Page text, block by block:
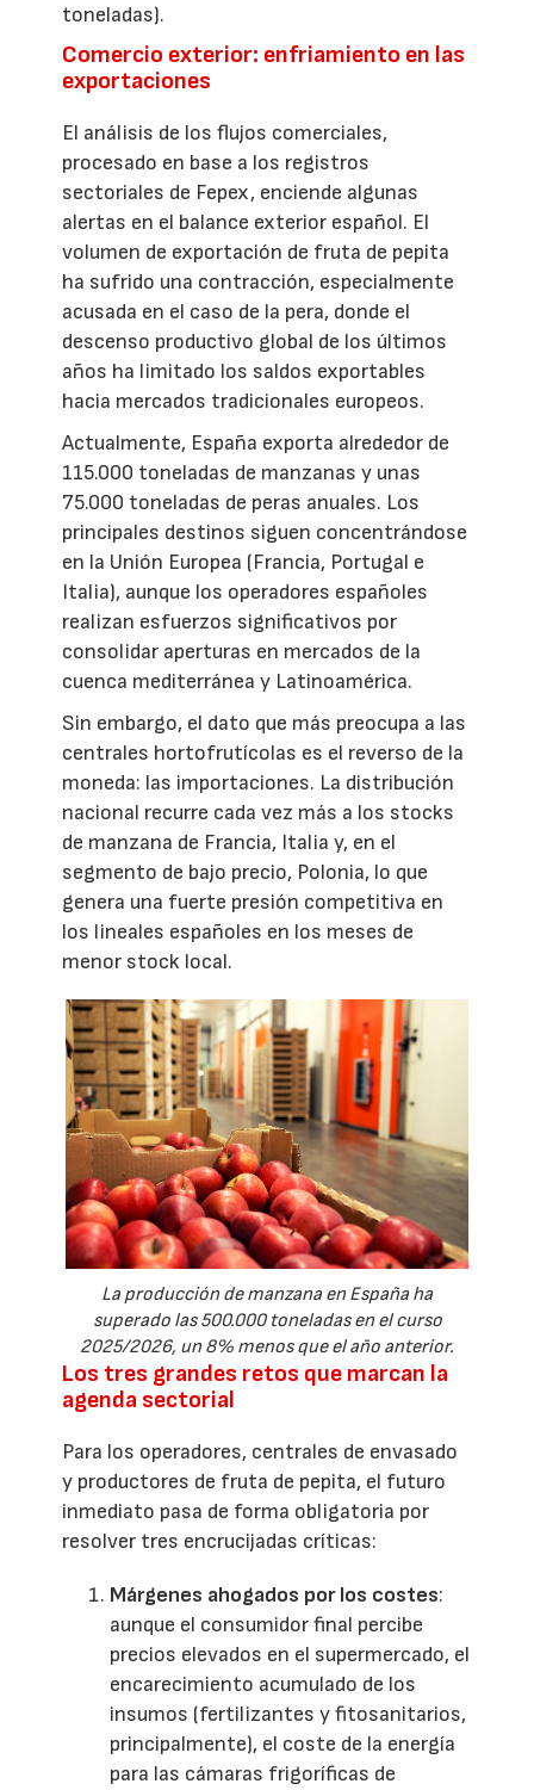
toneladas).
Comercio exterior: enfriamiento en las
exportaciones
El análisis de los flujos comerciales,
procesado en base a los registros
sectoriales de Fepex, enciende algunas
alertas en el balance exterior español. El
volumen de exportación de fruta de pepita
ha sufrido una contracción, especialmente
acusada en el caso de la pera, donde el
descenso productivo global de los últimos
años ha limitado los saldos exportables
hacia mercados tradicionales europeos.
Actualmente, España exporta alrededor de
115.000 toneladas de manzanas y unas
75.000 toneladas de peras anuales. Los
principales destinos siguen concentrándose
en la Unión Europea (Francia, Portugal e
Italia), aunque los operadores españoles
realizan esfuerzos significativos por
consolidar aperturas en mercados de la
cuenca mediterránea y Latinoamérica.
Sin embargo, el dato que más preocupa a las
centrales hortofrutícolas es el reverso de la
moneda: las importaciones. La distribución
nacional recurre cada vez más a los stocks
de manzana de Francia, Italia y, en el
segmento de bajo precio, Polonia, lo que
genera una fuerte presión competitiva en
los lineales españoles en los meses de
menor stock local.
La producción de manzana en España ha
superado las 500.000 toneladas en el curso
2025/2026, un 8% menos que el año anterior.
Los tres grandes retos que marcan la
agenda sectorial
Para los operadores, centrales de envasado
y productores de fruta de pepita, el futuro
inmediato pasa de forma obligatoria por
resolver tres encrucijadas críticas:
Márgenes ahogados por los costes:
aunque el consumidor final percibe
precios elevados en el supermercado, el
encarecimiento acumulado de los
insumos (fertilizantes y fitosanitarios,
principalmente), el coste de la energía
para las cámaras frigoríficas de